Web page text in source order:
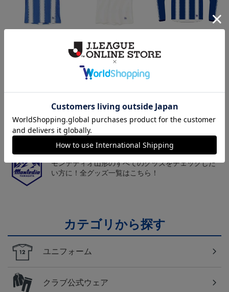
ニフォーム半袖（FP1st） ニフォーム半袖（FP2n
d）
18,700円～23,760円
チームマスコット「ディーオ」グッズは、サポータ
ーやファン必見！
モンテディオ山形のすべてのグッズをチェックした
い方に！全グッズ一覧はこちら！
カテゴリから探す
ユニフォーム
クラブ公式ウェア